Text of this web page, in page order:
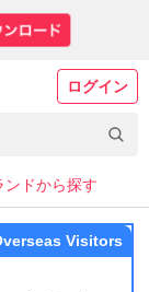
ログイン
ンドから探す
Visitors